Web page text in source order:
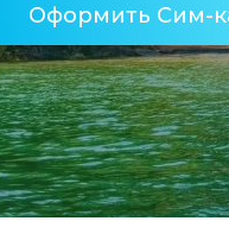
Оформить Сим-